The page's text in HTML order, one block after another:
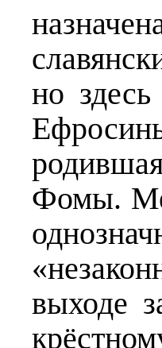
но
Фомы.
выходе